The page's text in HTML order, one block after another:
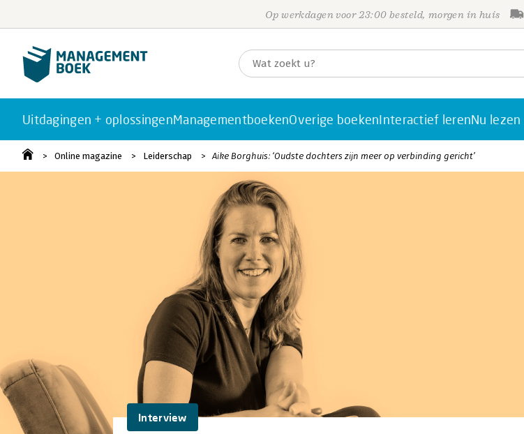
Op werkdagen voor 23:00 besteld, morgen in huis
Uitdagingen + oplossingenManagementboekenOverige boekenInteractief lerenNu lezen
Online magazine Leiderschap Aike Borghuis: ‘Oudste dochters zijn meer op verbinding gericht’
Interview